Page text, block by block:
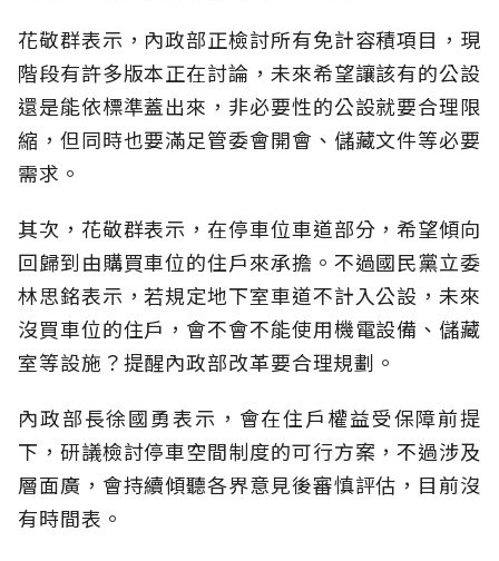
花敬群表示，內政部正檢討所有免計容積項目，現
階段有許多版本正在討論，未來希望讓該有的公設
還是能依標準蓋出來，非必要性的公設就要合理限
縮，但同時也要滿足管委會開會、儲藏文件等必要
需求。
其次，花敬群表示，在停車位車道部分，希望傾向
回歸到由購買車位的住戶來承擔。不過國民黨立委
林思銘表示，若規定地下室車道不計入公設，未來
沒買車位的住戶，會不會不能使用機電設備、儲藏
室等設施？提醒內政部改革要合理規劃。
內政部長徐國勇表示，會在住戶權益受保障前提
下，研議檢討停車空間制度的可行方案，不過涉及
層面廣，會持續傾聽各界意見後審慎評估，目前沒
有時間表。